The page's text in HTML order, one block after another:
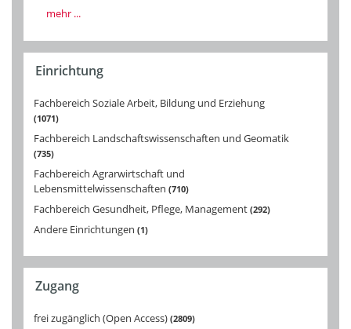
mehr ...
Einrichtung
Fachbereich Soziale Arbeit, Bildung und Erziehung
1071
Fachbereich Landschaftswissenschaften und Geomatik
735
Fachbereich Agrarwirtschaft und
Lebensmittelwissenschaften 710
Fachbereich Gesundheit, Pflege, Management 292
Andere Einrichtungen 1
Zugang
frei zugänglich (Open Access) 2809